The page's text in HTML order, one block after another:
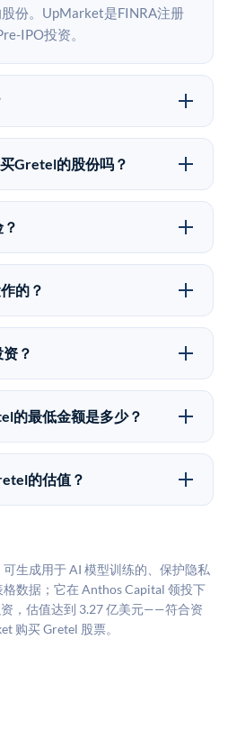
份。UpMarket是FINRA注册
IPO投资。
为它是一家私有公司。最近的
资。 二级市场上的Pre-IPO
Gretel的股份吗？
过填写本页表单或在
达对Gretel股份的投资意向。
FINRA注册的经纪交易商，
5亿美元的另类投资。
。Gretel的股份流动性低，意
出售。不存在确定的退出时
有公司的估值在融资轮次之间
在投资前咨询其财务顾问并审
的？
资者通过二级市场平台从现有
或其他持有人）处购买股
商促成这些交易，代表双方处
。
？
出途径：在二级市场将股份出
公司完成IPO或被收购。两
间都是不可预测的，投资者应
的最低金额是多少？
产品的最低投资金额为
能因产品和股份供应情况而有
的估值？
折扣，以反映流动性不足和信
投资建议，可能与实际交易价
生成用于 AI 模型训练的、保护隐私
数据；它在 Anthos Capital 领投下
，估值达到 3.27 亿美元——符合资
购买 Gretel 股票。